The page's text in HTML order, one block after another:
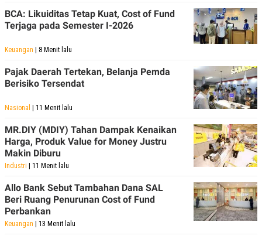
I
D
SITEMAP PROFILE
TERM
OF
USE
PEMBERITAAN
PRIVACY
POLICY
BCA: Likuiditas Tetap Kuat, Cost of Fund
Terjaga pada Semester I-2026
Keuangan | 8 Menit lalu
Pajak Daerah Tertekan, Belanja Pemda
Berisiko Tersendat
Nasional | 11 Menit lalu
MR.DIY (MDIY) Tahan Dampak Kenaikan
Harga, Produk Value for Money Justru
Makin Diburu
Industri | 11 Menit lalu
Allo Bank Sebut Tambahan Dana SAL
Beri Ruang Penurunan Cost of Fund
Perbankan
Keuangan | 13 Menit lalu